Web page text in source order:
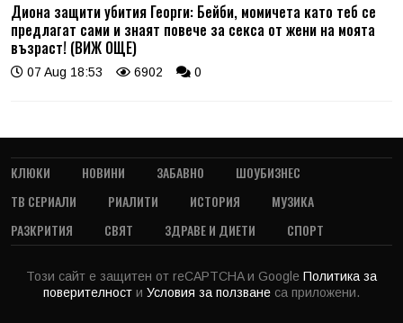
Диона защити убития Георги: Бейби, момичета като теб се
предлагат сами и знаят повече за секса от жени на моята
възраст! (ВИЖ ОЩЕ)
07 Aug 18:53 6902 0
КЛЮКИ НОВИНИ ЗАБАВНО
ШОУБИЗНЕС
ТВ СЕРИАЛИ
РИАЛИТИ ИСТОРИЯ
МУЗИКА
РАЗКРИТИЯ
СВЯТ ЗДРАВЕ И ДИЕТИ СПОРТ
Този сайт е защитен от reCAPTCHA и Google Политика за
поверителност и Условия за ползване са приложени.